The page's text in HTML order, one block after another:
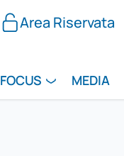
Area Riservata
FOCUS MEDIA